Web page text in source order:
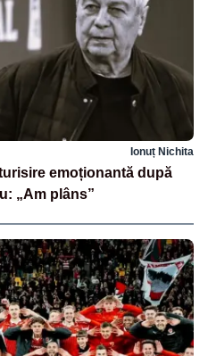
Ionuț Nichita
emoționantă după
„Am plâns”